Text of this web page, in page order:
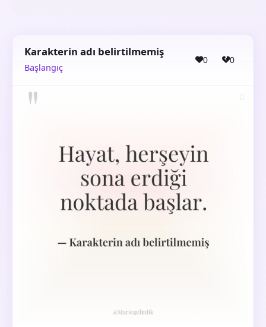
Karakterin adı belirtilmemiş
Başlangıç
0 0